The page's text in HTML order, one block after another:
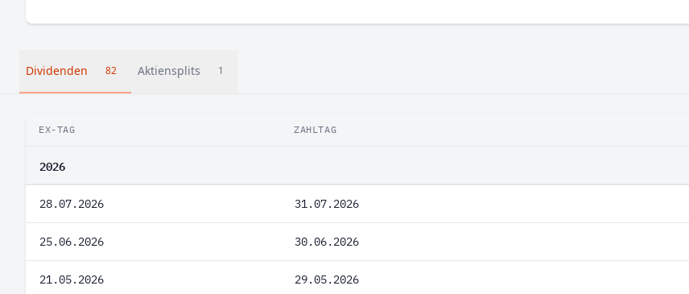
Dividenden 82 Aktiensplits 1
EX-TAG ZAHLTAG
2026
28.07.2026 31.07.2026
25.06.2026 30.06.2026
21.05.2026 29.05.2026